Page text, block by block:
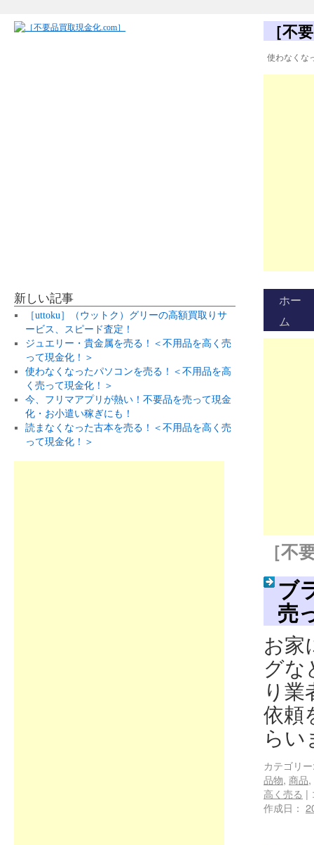
［不
使わなくな
ホー
ム
［不
ブ
売
お家
グな
り業
依頼
ら
カテゴリ
品物, 商品,
高く売る |
作成日：
新しい記事
［uttoku］（ウットク）グリーの高額買取りサ
ービス、スピード査定！
ジュエリー・貴金属を売る！＜不用品を高く売
って現金化！＞
使わなくなったパソコンを売る！＜不用品を高
く売って現金化！＞
今、フリマアプリが熱い！不要品を売って現金
化・お小遣い稼ぎにも！
読まなくなった古本を売る！＜不用品を高く売
って現金化！＞